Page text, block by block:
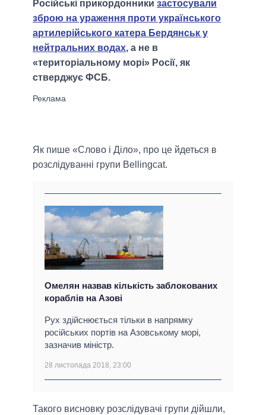
Російські прикордонники застосували
зброю на ураження проти українського
артилерійського катера Бердянськ у
нейтральних водах, а не в
«територіальному морі» Росії, як
стверджує ФСБ.
Як пише «Слово і Діло», про це йдеться в
розслідуванні групи Bellingcat.
Омелян назвав кількість заблокованих
кораблів на Азові
Рух здійснюється тільки в напрямку
російських портів на Азовському морі,
зазначив міністр.
28 листопада 2018, 23:00
Такого висновку розслідувачі групи дійшли,